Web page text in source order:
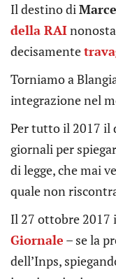
Il destino di
della RAI
decisamente
Torniamo a
integrazione nel
Per tutto il 2017 il
giornali per
di legge, che mai
quale non
Il 27 ottobre 2017
Giornale – se la
dell’Inps,